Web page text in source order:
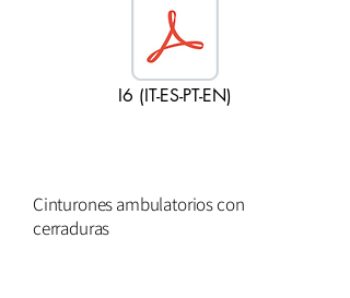
I6 (IT-ES-PT-EN)
Cinturones ambulatorios con
cerraduras